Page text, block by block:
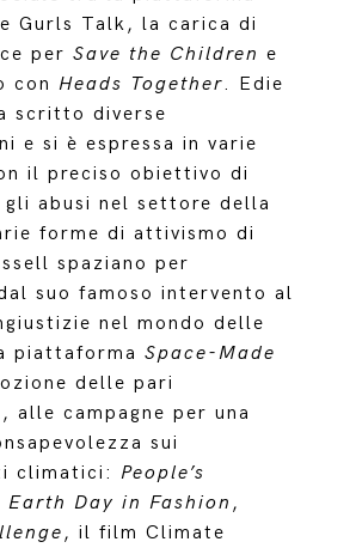
Gurls Talk, la carica di
perSave the Children e
conHeads Together. Edie
scritto diverse
e si è espressa in varie
il preciso obiettivo di
abusi nel settore della
forme di attivismo di
spaziano per
suo famoso intervento al
nel mondo delle
piattaformaSpace-Made
delle pari
alle campagne per una
sui
climatici:People’s
Earth Day in Fashion ,
, il film Climate